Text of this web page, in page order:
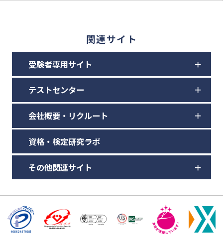
関連サイト
受験者専用サイト
テストセンター
会社概要・リクルート
資格・検定研究ラボ
その他関連サイト